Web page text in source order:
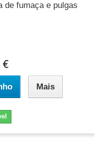
de fumaça e pulgas
€
Mais